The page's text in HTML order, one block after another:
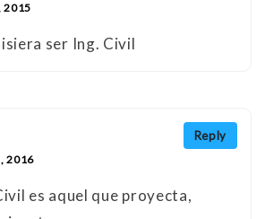
2015
ser Ing. Civil
Reply
2016
es aquel que proyecta,